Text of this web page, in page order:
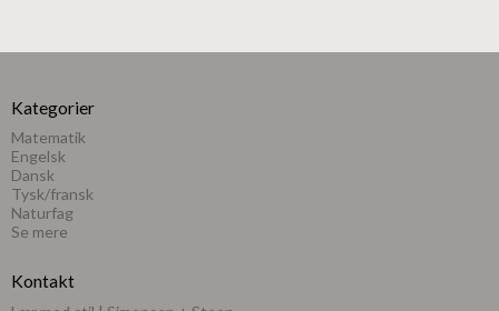
Kategorier
Matematik
Engelsk
Dansk
Tysk/fransk
Naturfag
Se mere
Kontakt